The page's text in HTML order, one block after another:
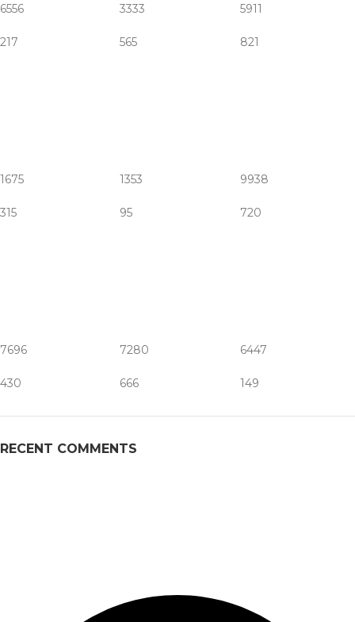
6556
217
3333
565
5911
821
1675
315
1353
95
9938
720
7696
430
7280
666
6447
149
RECENT COMMENTS